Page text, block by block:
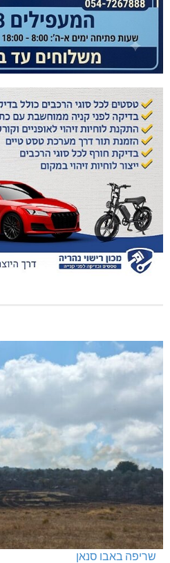
שריפה באבו סנאן